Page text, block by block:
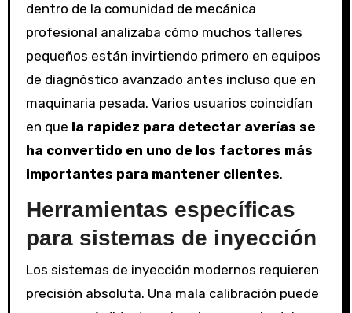
dentro de la comunidad de mecánica
profesional analizaba cómo muchos talleres
pequeños están invirtiendo primero en equipos
de diagnóstico avanzado antes incluso que en
maquinaria pesada. Varios usuarios coincidían
en que la rapidez para detectar averías se
ha convertido en uno de los factores más
importantes para mantener clientes.
Herramientas específicas
para sistemas de inyección
Los sistemas de inyección modernos requieren
precisión absoluta. Una mala calibración puede